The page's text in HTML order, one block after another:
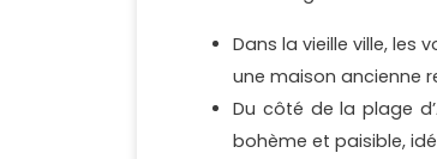
Dans la vieille ville,
une maison ancienne
Du côté de la plage
bohème et paisible,